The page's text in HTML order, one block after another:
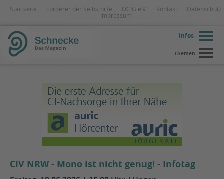
Startseite Förderer der Selbsthilfe DCIG e.V. Kontakt
Datenschutz
Impressum
Infos
Themen
CIV NRW - Mono ist nicht genug! - Infotag